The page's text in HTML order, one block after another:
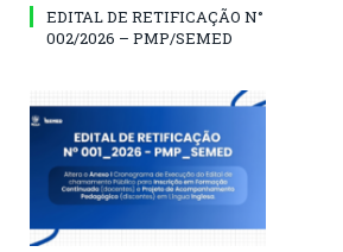
EDITAL DE RETIFICAÇÃO N°
002/2026 – PMP/SEMED